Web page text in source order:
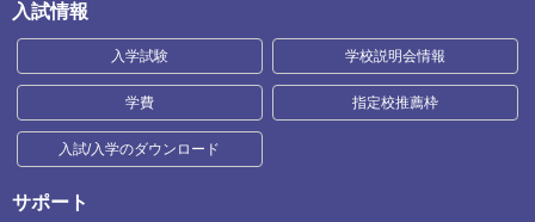
入試情報
入学試験 学校説明会情報
学費 指定校推薦枠
入試/入学のダウンロード
サポート